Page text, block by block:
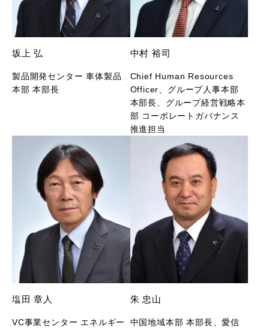
坂上 弘
製品開発センター 車体製品
本部 本部長
中村 裕司
Chief Human Resources
Officer、グループ人事本部
本部長、グループ経営戦略本
部 コーポレートガバナンス
推進担当
塩田 章人
VC事業センター エネルギー
朱 忠山
中国地域本部 本部長、愛信